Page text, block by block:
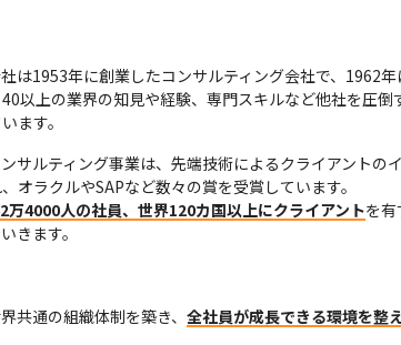
は1953年に創業したコンサルティング会社で、1962
以上の業界の知見や経験、専門スキルなど他社を圧
ます。
サルティング事業は、先端技術によるクライアント
オラクルやSAPなど数々の賞を受賞しています。
万4000人の社員、世界120カ国以上にクライアントを
きます。
共通の組織体制を築き、 全社員が成長できる環境を整